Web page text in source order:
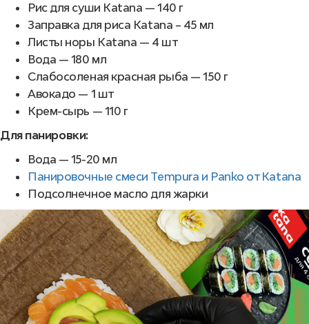
Рис для суши Katana — 140 г
Заправка для риса Katana – 45 мл
Листы норы Katana — 4 шт
Вода — 180 мл
Слабосоленая красная рыба — 150 г
Авокадо — 1 шт
Крем-сырь — 110 г
Для панировки:
Вода — 15-20 мл
Панировочные смеси Tempura и Panko от Katana
Подсолнечное масло для жарки